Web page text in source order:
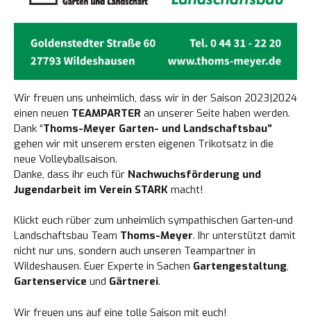
Wir freuen uns unheimlich, dass wir in der Saison 2023|2024
einen neuen TEAMPARTER an unserer Seite haben werden.
Dank “Thoms-Meyer Garten- und Landschaftsbau”
gehen wir mit unserem ersten eigenen Trikotsatz in die
neue Volleyballsaison.
Danke, dass ihr euch für Nachwuchsförderung und
Jugendarbeit im Verein STARK macht!
Klickt euch rüber zum unheimlich sympathischen Garten-und
Landschaftsbau Team Thoms-Meyer. Ihr unterstützt damit
nicht nur uns, sondern auch unseren Teampartner in
Wildeshausen. Euer Experte in Sachen Gartengestaltung,
Gartenservice und Gärtnerei.
Wir freuen uns auf eine tolle Saison mit euch!